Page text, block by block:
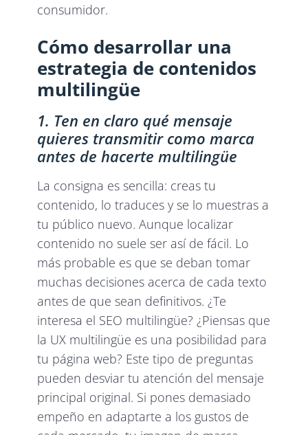
consumidor.
Cómo desarrollar una
estrategia de contenidos
multilingüe
1. Ten en claro qué mensaje
quieres transmitir como marca
antes de hacerte multilingüe
La consigna es sencilla: creas tu
contenido, lo traduces y se lo muestras a
tu público nuevo. Aunque localizar
contenido no suele ser así de fácil. Lo
más probable es que se deban tomar
muchas decisiones acerca de cada texto
antes de que sean definitivos. ¿Te
interesa el SEO multilingüe? ¿Piensas que
la UX multilingüe es una posibilidad para
tu página web? Este tipo de preguntas
pueden desviar tu atención del mensaje
principal original. Si pones demasiado
empeño en adaptarte a los gustos de